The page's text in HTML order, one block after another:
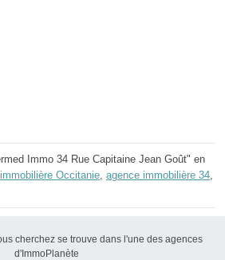
Immo 34 Rue Capitaine Jean Goût" en
Occitanie, agence immobilière 34,
cherchez se trouve dans l'une des agences
d'ImmoPlanète